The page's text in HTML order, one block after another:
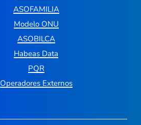
ASOFAMILIA
Modelo ONU
ASOBILCA
Habeas Data
PQR
Operadores Externos